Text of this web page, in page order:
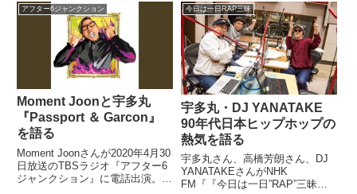
いました。（宇多丸）一方です
ね、時事ネタというかニュースで
は、木曜日の夜にこんな大変な...
法を話していました。 （宇多
丸）寺坂さん、ちなみに紅白、実
際に大晦日、やるわけじゃないで
すか。これを聞いている人も見
る...
アフター6ジャンクション
Moment Joonと宇多丸
『Passport ＆ Garcon』
を語る
Moment Joonさんが2020年4月30
日放送のTBSラジオ『アフター6
ジャンクション』に電話出演。宇
今日は一日RAP三昧
宇多丸・DJ YANATAKE
90年代日本ヒップホップの
熱気を語る
宇多丸さん、高橋芳朗さん、DJ
YANATAKEさんがNHK
FM『『今日は一日”RAP”三昧』